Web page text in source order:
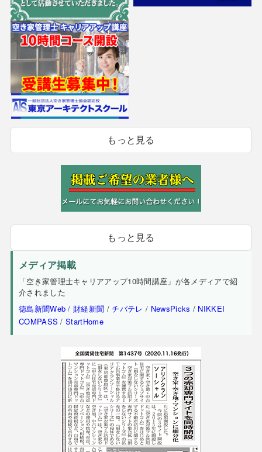
もっと見る
もっと見る
メディア掲載
「空き家管理士キャリアアップ10時間講座」が各メディアで紹
介されました
徳島新聞Web / 財経新聞 /チバテレ / NewsPicks / NIKKEI
COMPASS /StartHome